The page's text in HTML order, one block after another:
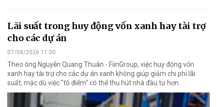
Lãi suất trong huy động vốn xanh hay tài trợ
cho các dự án
07/08/2026 11:00
Theo ông Nguyễn Quang Thuân - FiinGroup, việc huy động vốn
xanh hay tài trợ cho các dự án xanh không giúp giảm chi phí lãi
suất; mặc dù việc "tô điểm" có thể thu hút nhà đầu tư hơn.